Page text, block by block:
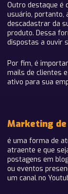
Outro destaque é
usuário, portanto,
descadastrar da
produto. Dessa
dispostas a ouvir
Por fim, é
mails de clientes
ativo para sua
Marketing
é uma forma de
atraente e que
postagens em
ou eventos
um canal no